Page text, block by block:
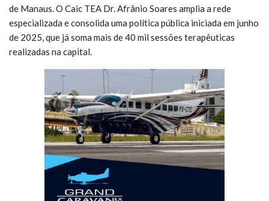
de Manaus. O Caic TEA Dr. Afrânio Soares amplia a rede
especializada e consolida uma política pública iniciada em junho
de 2025, que já soma mais de 40 mil sessões terapêuticas
realizadas na capital.